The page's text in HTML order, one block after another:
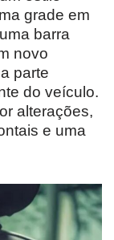
grade em
barra
novo
parte
do veículo.
alterações,
e uma